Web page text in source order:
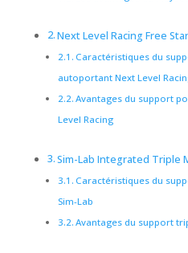
Next Level Racing Free
Caractéristiques du
autoportant Next Level
Avantages du support
Level Racing
Sim-Lab Integrated Triple
Caractéristiques du
Sim-Lab
Avantages du support